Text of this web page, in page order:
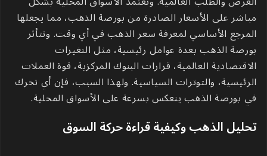
مباشر على الأسعار الصادرة من بورصة الذهب، مما يجعلها
المرجع الأساسي لمعرفة سعر الذهب في أي وقت. وتتأثر
بورصة الذهب بعدة عوامل رئيسية، مثل التغيرات
الاقتصادية العالمية، قرارات البنوك المركزية، قوة العملات
الرئيسية، والتوترات السياسية. ولهذا السبب، فإن أي تحرك
في بورصة الذهب ينعكس بسرعة على الأسواق المحلية.
تحليل الذهب وكيفية قراءة حركة السوق